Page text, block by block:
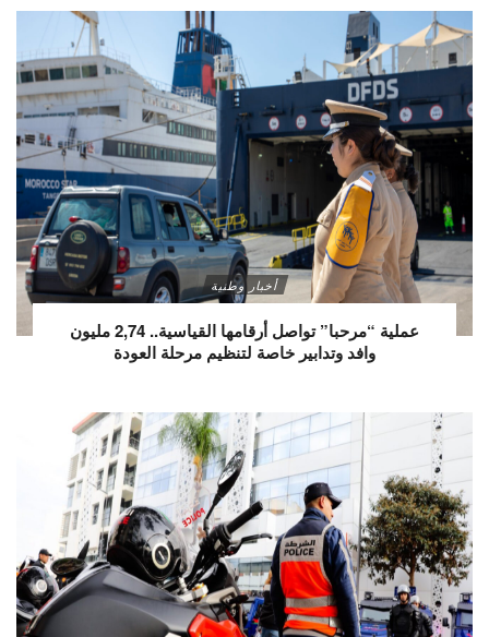
أخبار وطنية
عملية “مرحبا” تواصل أرقامها القياسية.. 2,74 مليون
وافد وتدابير خاصة لتنظيم مرحلة العودة